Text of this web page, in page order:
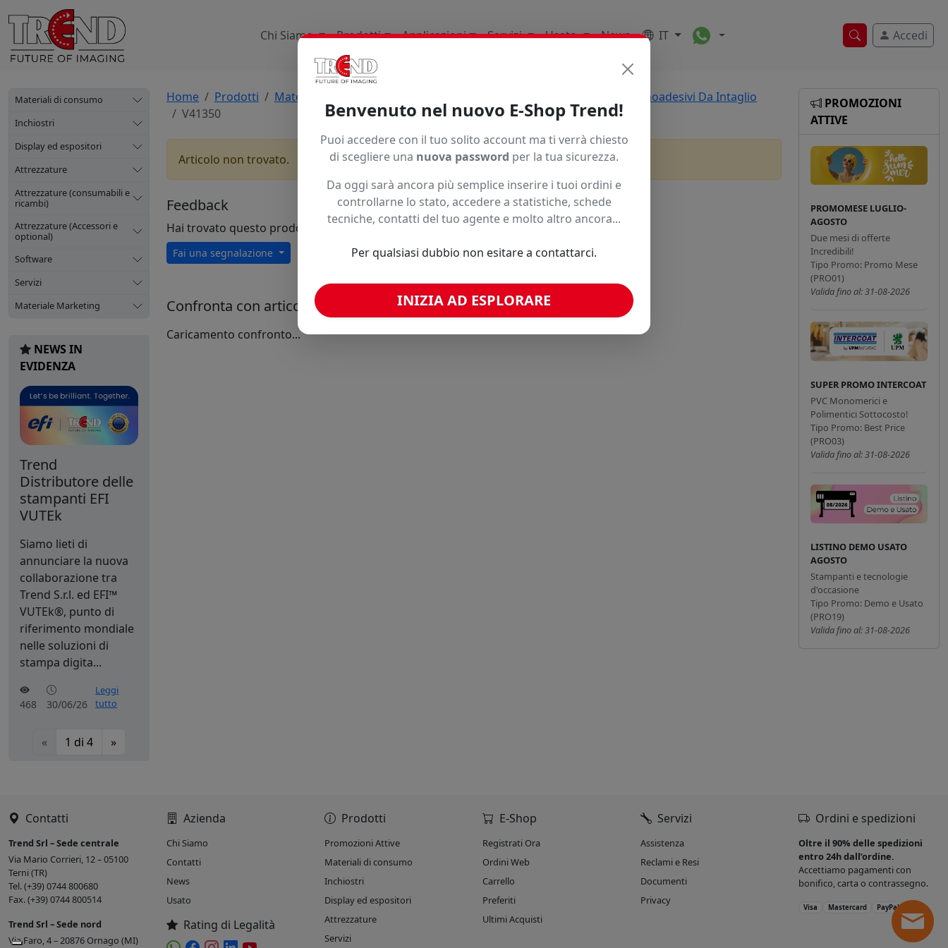
Ricerca veloce
Accedi
Chi Siamo Prodotti Applicazioni Servizi Usato News IT Toggle Dropdown
Materiali di consumo
Inchiostri
Display ed espositori
Attrezzature
Attrezzature (consumabili e
ricambi)
Attrezzature (Accessori e
optional)
Software
Servizi
Materiale Marketing
NEWS IN
EVIDENZA
Trend
Distributore delle
stampanti EFI
VUTEk
Siamo lieti di
annunciare la nuova
collaborazione tra
Trend S.r.l. ed EFI™
VUTEk®, punto di
riferimento mondiale
nelle soluzioni di
stampa digita...
468 30/06/26
Leggi
tutto
« 1 di 4 »
Home Prodotti Materiali Di Consumo
Termoadesivi Da Intaglio
V41350
Articolo non trovato.
Feedback
Hai trovato questo prodotto ad un prezzo più basso?
Fai una segnalazione
Confronta con articoli simili
Caricamento confronto...
PROMOZIONI
ATTIVE
PROMOMESE LUGLIO-
AGOSTO
Due mesi di offerte
Incredibili!
Tipo Promo: Promo Mese
(PRO01)
Valida fino al: 31-08-2026
SUPER PROMO INTERCOAT
PVC Monomerici e
Polimentici Sottocosto!
Tipo Promo: Best Price
(PRO03)
Valida fino al: 31-08-2026
LISTINO DEMO USATO
AGOSTO
Stampanti e tecnologie
d'occasione
Tipo Promo: Demo e Usato
(PRO19)
Valida fino al: 31-08-2026
Contatti
Trend Srl – Sede centrale
Via Mario Corrieri, 12 – 05100
Terni (TR)
Tel. (+39) 0744 800680
Fax. (+39) 0744 800514
Trend Srl – Sede nord
Via Faro, 4 – 20876 Ornago (MI)
Azienda
Chi Siamo
Contatti
News
Usato
Rating di Legalità
Prodotti
Promozioni Attive
Materiali di consumo
Inchiostri
Display ed espositori
Attrezzature
Servizi
E-Shop
Registrati Ora
Ordini Web
Carrello
Preferiti
Ultimi Acquisti
Servizi
Assistenza
Reclami e Resi
Documenti
Privacy
Ordini e spedizioni
Oltre il 90% delle spedizioni
entro 24h dall’ordine.
Accettiamo pagamenti con
bonifico, carta o contrassegno.
Visa Mastercard PayPal
Benvenuto nel nuovo E-Shop Trend!
Puoi accedere con il tuo solito account ma ti verrà chiesto
di scegliere una nuova password per la tua sicurezza.
Da oggi sarà ancora più semplice inserire i tuoi ordini e
controllarne lo stato, accedere a statistiche, schede
tecniche, contatti del tuo agente e molto altro ancora...
Per qualsiasi dubbio non esitare a contattarci.
INIZIA AD ESPLORARE